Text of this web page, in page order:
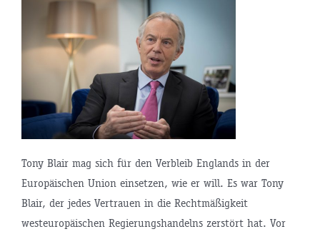
Tony Blair mag sich für den Verbleib Englands in der
Europäischen Union einsetzen, wie er will. Es war Tony
Blair, der jedes Vertrauen in die Rechtmäßigkeit
westeuropäischen Regierungshandelns zerstört hat. Vor